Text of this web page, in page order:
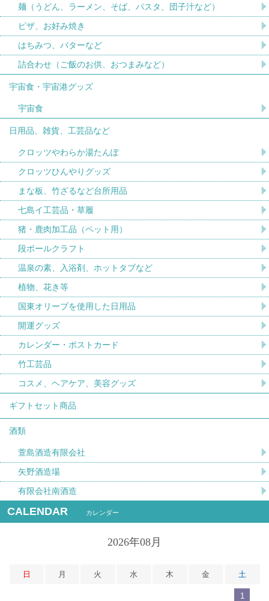
麺（うどん、ラーメン、そば、パスタ、団子汁など）
ピザ、お好み焼き
はちみつ、バターなど
詰合わせ（ご飯のお供、おつまみなど）
宇宙食・宇宙港グッズ
宇宙食
日用品、雑貨、工芸品など
クロッツやわらか湯たんぽ
クロッツひんやりグッズ
まな板、竹ざるなど台所用品
七島イ工芸品・草履
猪・鹿肉加工品（ペット用）
段ボールクラフト
温泉の素、入浴剤、ホットタブなど
植物、花き等
国東オリーブを使用した日用品
開運グッズ
カレンダー・ポストカード
竹工芸品
コスメ、ヘアケア、美容グッズ
ギフトセット商品
酒類
萱島酒造有限会社
矢野酒造場
有限会社南酒造
CALENDAR カレンダー
2026年08月
日 月 火 水 木 金 土
1